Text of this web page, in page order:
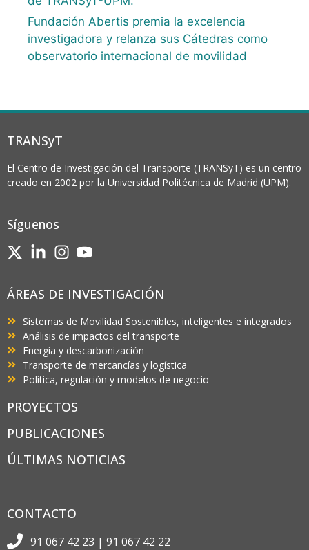
Fundación Abertis premia la excelencia
investigadora y relanza sus Cátedras como
observatorio internacional de movilidad
TRANSyT
El Centro de Investigación del Transporte (TRANSyT) es un centro
creado en 2002 por la Universidad Politécnica de Madrid (UPM).
Síguenos
ÁREAS DE INVESTIGACIÓN
Sistemas de Movilidad Sostenibles, inteligentes e integrados
Análisis de impactos del transporte
Energía y descarbonización
Transporte de mercancías y logística
Política, regulación y modelos de negocio
PROYECTOS
PUBLICACIONES
ÚLTIMAS NOTICIAS
CONTACTO
91 067 42 23 | 91 067 42 22